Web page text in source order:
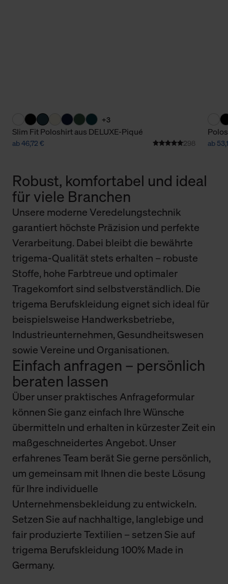
+3
Slim Fit Poloshirt aus DELUXE-Piqué
ab 46,72 € 298 ab
Robust, komfortabel und ideal
für viele Branchen
Unsere moderne Veredelungstechnik
garantiert höchste Präzision und perfekte
Verarbeitung. Dabei bleibt die bewährte
trigema-Qualität stets erhalten – robuste
Stoffe, hohe Farbtreue und optimaler
Tragekomfort sind selbstverständlich. Die
trigema Berufskleidung eignet sich ideal für
beispielsweise Handwerksbetriebe,
Industrieunternehmen, Gesundheitswesen
sowie Vereine und Organisationen.
Einfach anfragen – persönlich
beraten lassen
Über unser praktisches Anfrageformular
können Sie ganz einfach Ihre Wünsche
übermitteln und erhalten in kürzester Zeit ein
maßgeschneidertes Angebot. Unser
erfahrenes Team berät Sie gerne persönlich,
um gemeinsam mit Ihnen die beste Lösung
für Ihre individuelle
Unternehmensbekleidung zu entwickeln.
Setzen Sie auf nachhaltige, langlebige und
fair produzierte Textilien – setzen Sie auf
trigema Berufskleidung 100% Made in
Germany.